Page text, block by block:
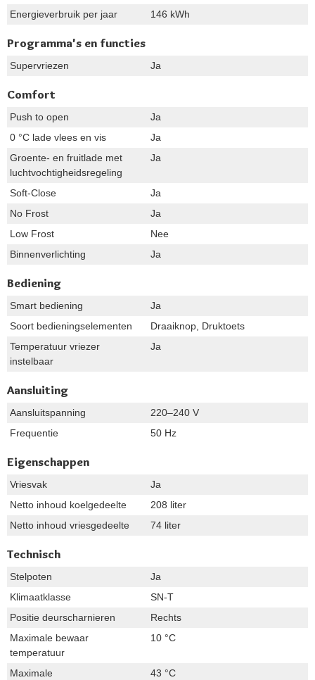
Energieverbruik per jaar
146 kWh
Programma's en functies
Supervriezen Ja
Comfort
Push to open
Ja
0 °C lade vlees en vis
Ja
Groente- en fruitlade met
luchtvochtigheidsregeling
Ja
Soft-Close
Ja
No Frost
Ja
Low Frost
Nee
Binnenverlichting
Ja
Bediening
Smart bediening
Ja
Soort bedieningselementen
Draaiknop, Druktoets
Temperatuur vriezer
instelbaar
Ja
Aansluiting
Aansluitspanning
220–240 V
Frequentie
50 Hz
Eigenschappen
Vriesvak
Ja
Netto inhoud koelgedeelte
208 liter
Netto inhoud vriesgedeelte
74 liter
Technisch
Stelpoten
Ja
Klimaatklasse
SN-T
Positie deurscharnieren
Rechts
Maximale bewaar
temperatuur
10 °C
Maximale
43 °C